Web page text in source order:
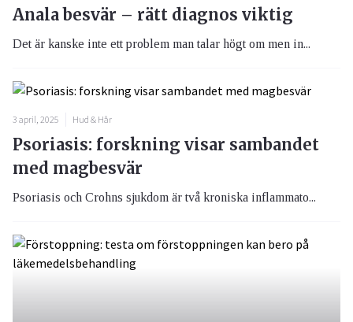
Anala besvär – rätt diagnos viktig
Det är kanske inte ett problem man talar högt om men in...
3 april, 2025 Hud & Hår
Psoriasis: forskning visar sambandet
med magbesvär
Psoriasis och Crohns sjukdom är två kroniska inflammato...